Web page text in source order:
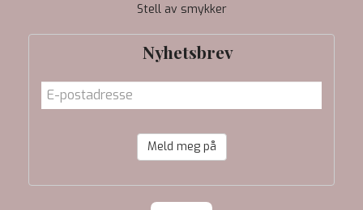
Stell av smykker
Nyhetsbrev
Meld meg på